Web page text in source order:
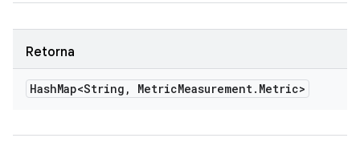
Retorna
HashMap<String , MetricMeasurement. Metric>